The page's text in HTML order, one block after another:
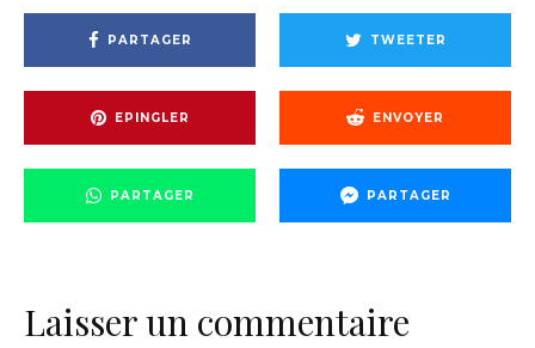
PARTAGER TWEETER
EPINGLER ENVOYER
PARTAGER PARTAGER
Laisser un commentaire